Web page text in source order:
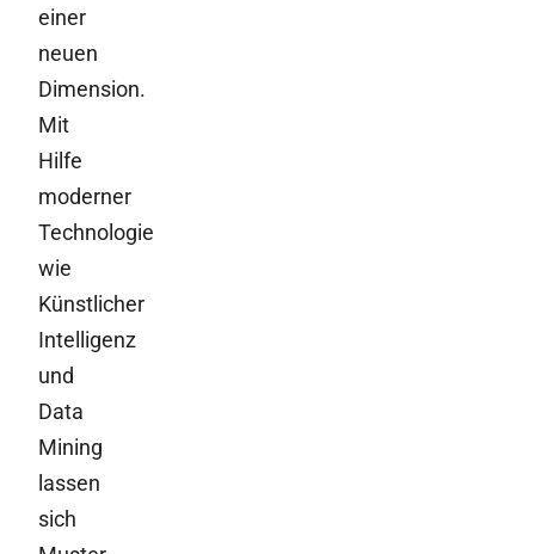
einer
neuen
Dimension.
Mit
Hilfe
moderner
Technologie
wie
Künstlicher
Intelligenz
und
Data
Mining
lassen
sich